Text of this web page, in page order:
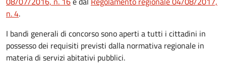
n. 4.
I bandi generali di concorso sono aperti a tutti i cittadini in
possesso dei requisiti previsti dalla normativa regionale in
materia di servizi abitativi pubblici.